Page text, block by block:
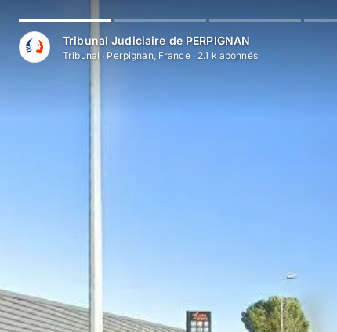
Tribunal Judiciaire de PERPIGNAN
Tribunal · Perpignan, France· 2.1 k abonnés